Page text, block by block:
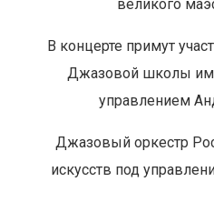
великого
В концерте примут
Джазовой школы им.
управлением
Джазовый оркестр
искусств под